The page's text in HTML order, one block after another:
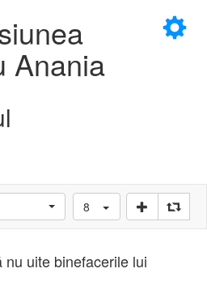
×
Anania
8
uite binefacerile lui